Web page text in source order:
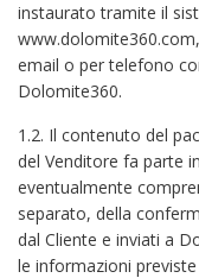
instaurato tramite il
email o per telefono
Dolomite360.
1.2. Il contenuto del
del Venditore fa parte
eventualmente
separato, della
dal Cliente e inviati a
le informazioni